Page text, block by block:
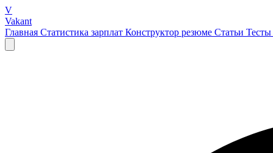
V
Vakant
Главная Статистика зарплат Конструктор резюме Статьи Тесты